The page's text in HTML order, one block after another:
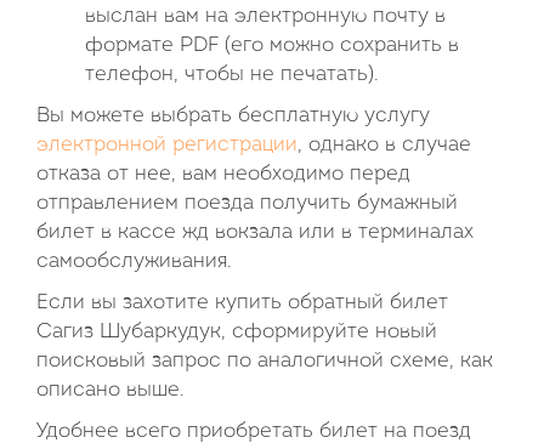
выслан вам на электронную почту в
формате PDF (его можно сохранить в
телефон, чтобы не печатать).
Вы можете выбрать бесплатную услугу
электронной регистрации, однако в случае
отказа от нее, вам необходимо перед
отправлением поезда получить бумажный
билет в кассе жд вокзала или в терминалах
самообслуживания.
Если вы захотите купить обратный билет
Сагиз Шубаркудук, сформируйте новый
поисковый запрос по аналогичной схеме, как
описано выше.
Удобнее всего приобретать билет на поезд